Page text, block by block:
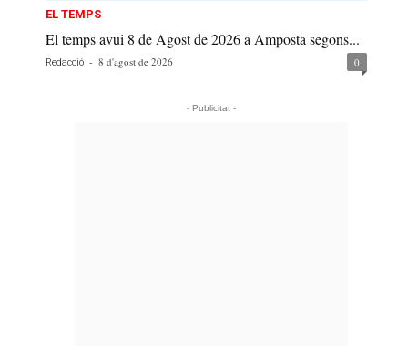
EL TEMPS
El temps avui 8 de Agost de 2026 a Amposta segons...
Redacció - 8 d'agost de 2026 0
- Publicitat -